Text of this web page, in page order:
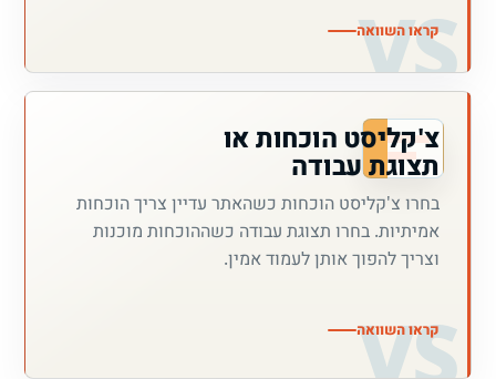
קראו השוואה
צ'קליסט הוכחות או
תצוגת עבודה
בחרו צ'קליסט הוכחות כשהאתר עדיין צריך הוכחות
אמיתיות. בחרו תצוגת עבודה כשההוכחות מוכנות
וצריך להפוך אותן לעמוד אמין.
קראו השוואה